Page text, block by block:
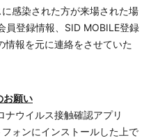
感染された方が来場された場
員登録情報、SID MOBILE登録
情報を元に連絡をさせていた
お願い
ナウイルス接触確認アプリ
フォンにインストールした上で